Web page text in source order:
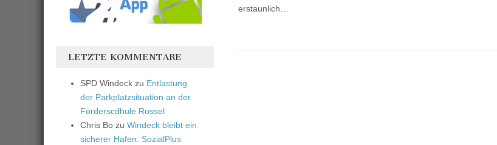
erstaunlich…
LETZTE KOMMENTARE
SPD Windeck zu Entlastung
der Parkplatzsituation an der
Förderscdhule Rossel
Chris Bo zu Windeck bleibt ein
sicherer Hafen: SozialPlus